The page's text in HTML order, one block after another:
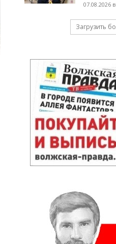
07.08.2026
Загрузить